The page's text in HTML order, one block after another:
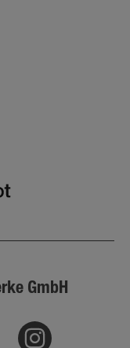
GmbH
Instagram